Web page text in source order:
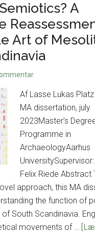
A
Art of
Af Lasse Lukas
MA dissertation, july
2023Master’s
Programme in
ArchaeologyAarhus
Felix Riede Abstract
approach, this MA
the function of
South Scandinavia.
movements of …